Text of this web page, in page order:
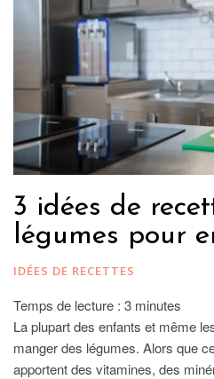
3 idées de
légumes pour
IDÉES DE RECETTES
Temps de lecture : 3 minutes
La plupart des enfants et même
manger des légumes. Alors que
apportent des vitamines, des